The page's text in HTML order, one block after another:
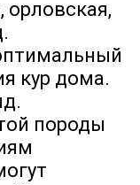
орловская,
кур дома.
породы